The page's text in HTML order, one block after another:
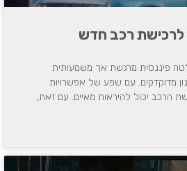
לרכישת רכב חדש
פיננסית מרגשת אך משמעותית
מדוקדקים. עם שפע של אפשרויות
הרכב יכול להיראות מאיים. עם זאת,